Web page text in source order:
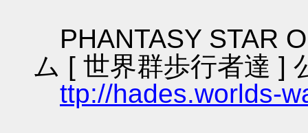
PHANTASY STAR
ム [ 世界群歩行者達 ]
ttp://hades.worlds-